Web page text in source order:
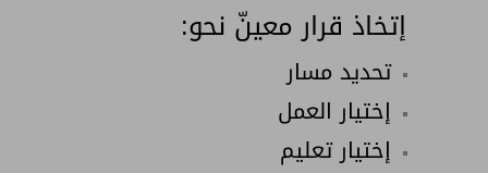
إتخاذ قرار معينّ نحو:
تحديد مسار
إختيار العمل
إختيار تعليم